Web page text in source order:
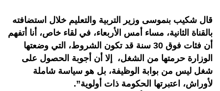
قال شكيب بنموسى وزير التربية والتعليم خلال استضافته
بالقناة الثانية، مساء أمس الأربعاء، في لقاء خاص، أنا أتفهم
أن فئات فوق 30 سنة قد تكون الشروط، التي وضعتها
الوزارة حرمتها من الشغل، إلا أن أجوبة الحصول على
شغل ليس من بوابة الوظيفة، بل هو سياسة شاملة
لأوراش، اعتبرتها الحكومة ذات أولوية”.